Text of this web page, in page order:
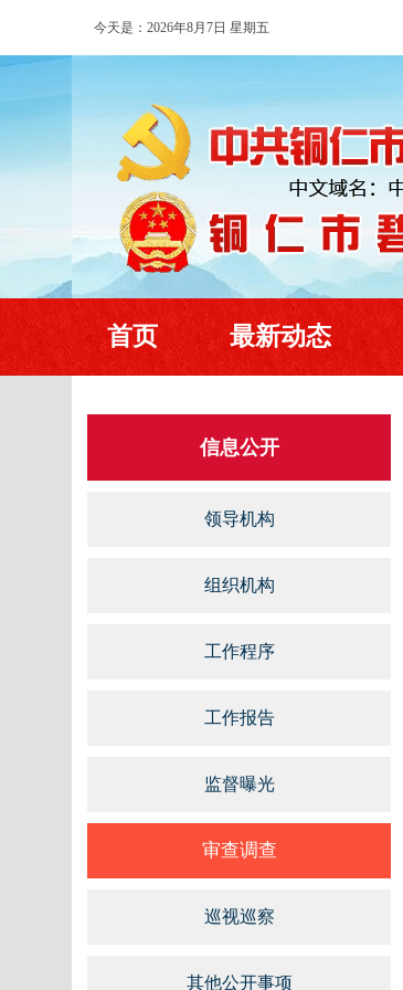
今天是：2026年8月7日 星期五
首页 最新动态
信息公开
领导机构
组织机构
工作程序
工作报告
监督曝光
审查调查
巡视巡察
其他公开事项